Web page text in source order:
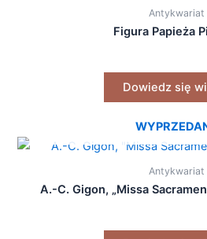
Antykwariat
Figura Papieża
Dowiedz się
Antykwariat
A.-C. Gigon, „Missa